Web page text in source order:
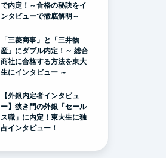
で内定！～合格の秘訣をイ
ンタビューで徹底解明～
「三菱商事」と「三井物
産」にダブル内定！～ 総合
商社に合格する方法を東大
生にインタビュー ～
【外銀内定者インタビュ
ー】狭き門の外銀「セール
ス職」に内定！東大生に独
占インタビュー！